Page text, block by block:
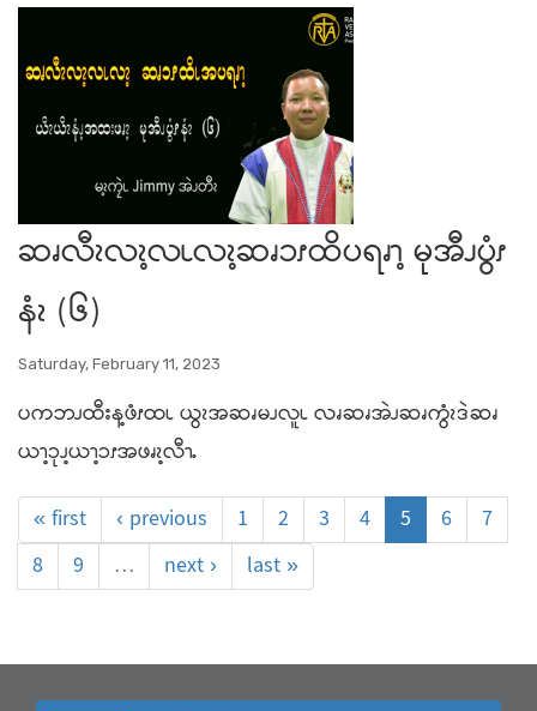
ဆၧလီၩလၩ့လၬလၩ့ဆၧၥၭထိပရၧၫ့ မုအီၪပွံၭ
နံၩ (၆)
Saturday, February 11, 2023
ပကဘၪထီးန့ဖံၭထၬ ယွၩအဆၧမၪလူၬ လၧဆၧအဲၪဆၧကွံၩဒဲဆၧ
ယၫ့ၥုၪ့ယၫ့ၥၭအဖၧၩ့လီၫႉ
« first
‹ previous 1 2 3 4 5 6
7
8
9 … next › last »